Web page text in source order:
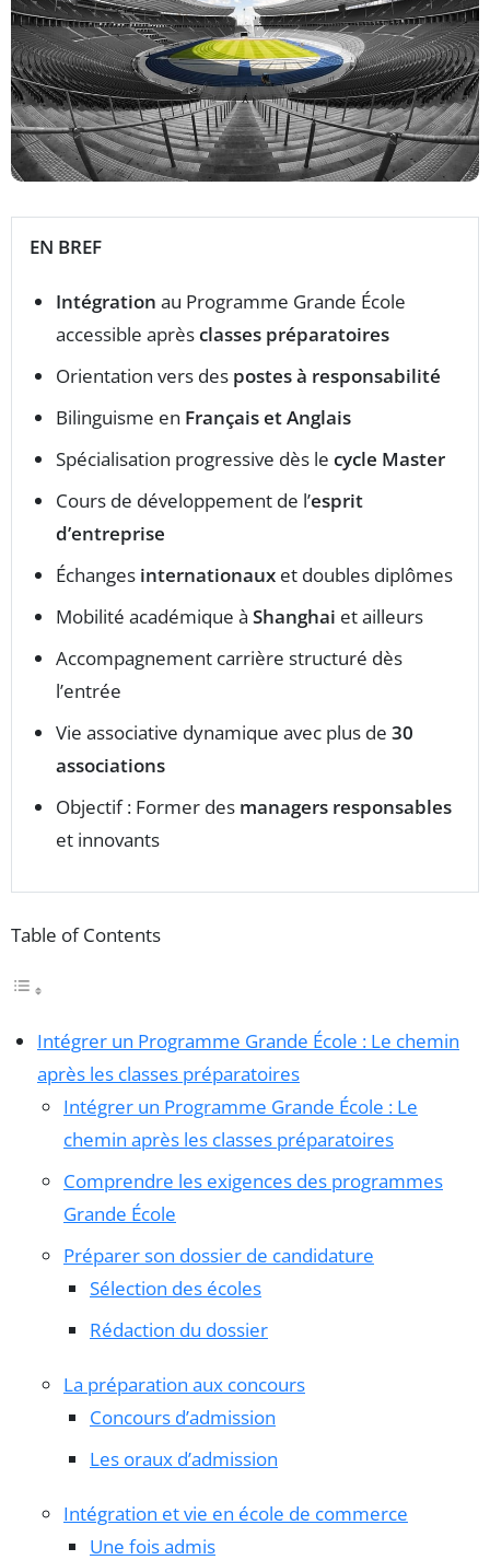
EN BREF
Intégration au Programme Grande École
accessible aprèsclasses préparatoires
Orientation vers des postes à responsabilité
Bilinguisme en Français et Anglais
Spécialisation progressive dès le cycle Master
Cours de développement de l’esprit
d’entreprise
Échanges internationaux et doubles diplômes
Mobilité académique à Shanghai et ailleurs
Accompagnement carrière structuré dès
l’entrée
Vie associative dynamique avec plus de 30
associations
Objectif : Former des managers responsables
et innovants
Table of Contents
Intégrer un Programme Grande École : Le chemin
après les classes préparatoires
Intégrer un Programme Grande École : Le
chemin après les classes préparatoires
Comprendre les exigences des programmes
Grande École
Préparer son dossier de candidature
Sélection des écoles
Rédaction du dossier
La préparation aux concours
Concours d’admission
Les oraux d’admission
Intégration et vie en école de commerce
Une fois admis